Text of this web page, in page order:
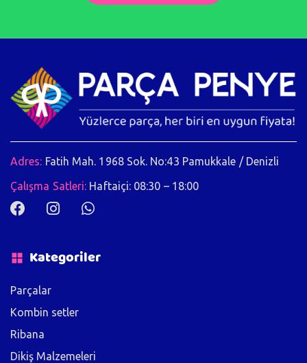
Adres: Fatih Mah. 1968 Sok. No:43 Pamukkale / Denizli
Çalışma Satleri: Haftaiçi: 08:30 – 18:00
Kategoriler
Parçalar
Kombin setler
Ribana
Dikiş Malzemeleri